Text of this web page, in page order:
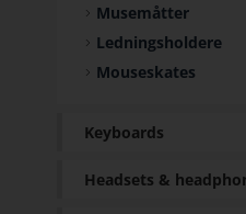
Musemåtter
Ledningsholdere
Mouseskates
Keyboards
Headsets &